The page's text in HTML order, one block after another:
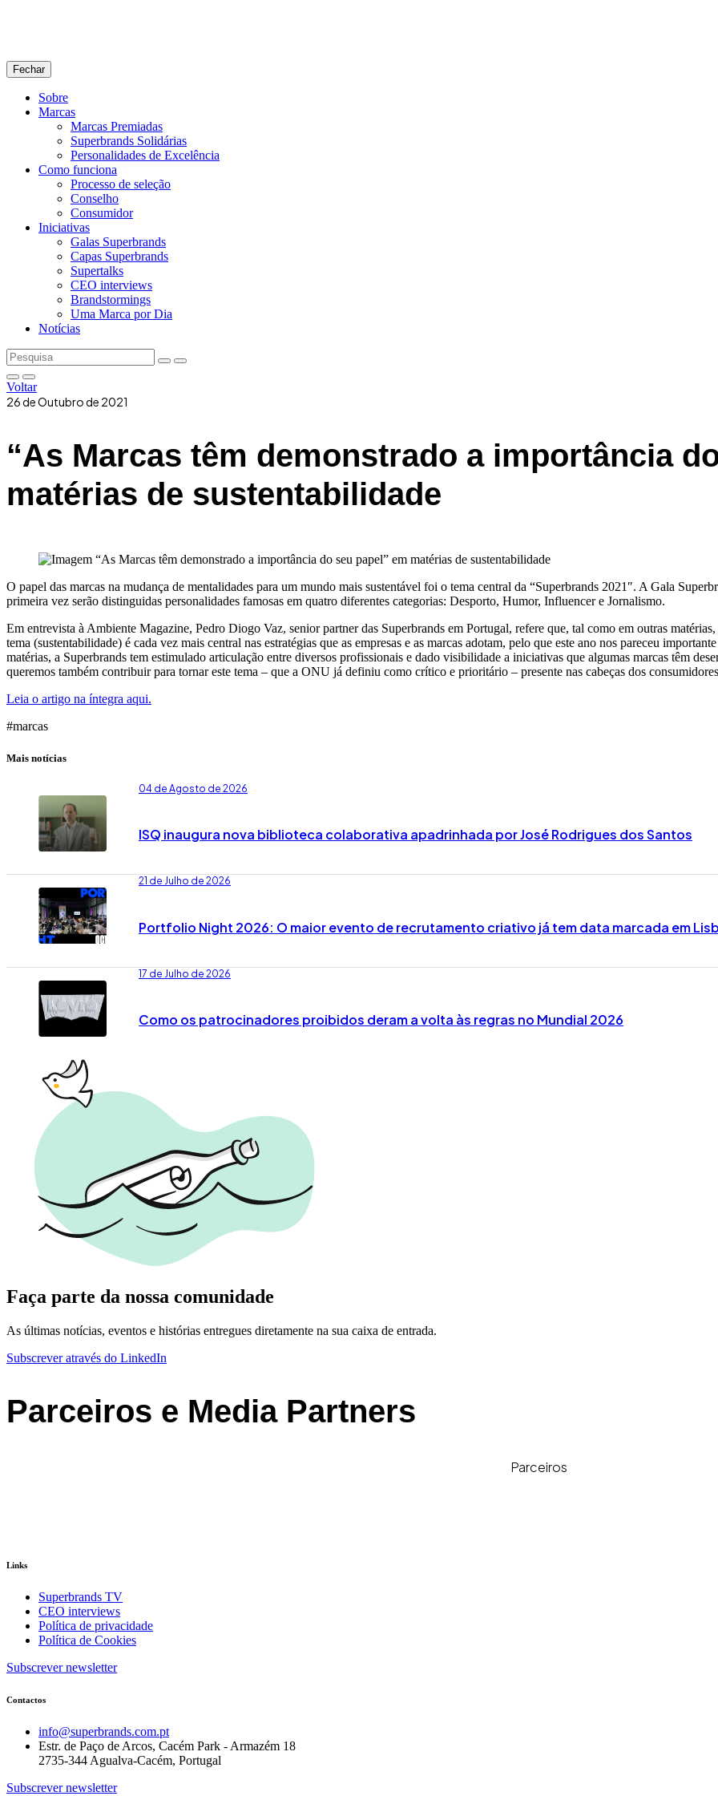
Fechar
Sobre
Marcas
Marcas Premiadas
Superbrands Solidárias
Personalidades de Excelência
Como funciona
Processo de seleção
Conselho
Consumidor
Iniciativas
Galas Superbrands
Capas Superbrands
Supertalks
CEO interviews
Brandstormings
Uma Marca por Dia
Notícias
Voltar
26 de Outubro de 2021
“As Marcas têm demonstrado a importância
matérias de sustentabilidade
O papel das marcas na mudança de mentalidades para um mundo mais sustentável foi o tema central da “Superbrands 2021″. A Gala
primeira vez serão distinguidas personalidades famosas em quatro diferentes categorias: Desporto, Humor, Influencer e Jornalismo.
Em entrevista à Ambiente Magazine, Pedro Diogo Vaz, senior partner das Superbrands em Portugal, refere que, tal como em outras
tema (sustentabilidade) é cada vez mais central nas estratégias que as empresas e as marcas adotam, pelo que este ano nos pareceu
matérias, a Superbrands tem estimulado articulação entre diversos profissionais e dado visibilidade a iniciativas que algumas marcas têm
queremos também contribuir para tornar este tema – que a ONU já definiu como crítico e prioritário – presente nas cabeças dos
Leia o artigo na íntegra aqui.
#marcas
Mais notícias
04 de Agosto de 2026
ISQ inaugura nova biblioteca colaborativa apadrinhada por José Rodrigues dos Santos
21 de Julho de 2026
Portfolio Night 2026: O maior evento de recrutamento criativo já tem data marcada em
17 de Julho de 2026
Como os patrocinadores proibidos deram a volta às regras no Mundial 2026
Faça parte da nossa comunidade
As últimas notícias, eventos e histórias entregues diretamente na sua caixa de entrada.
Subscrever através do LinkedIn
Parceiros e Media Partners
Parceiros
Links
Superbrands TV
CEO interviews
Política de privacidade
Política de Cookies
Subscrever newsletter
Contactos
info@superbrands.com.pt
Estr. de Paço de Arcos, Cacém Park - Armazém 18
2735-344 Agualva-Cacém, Portugal
Subscrever newsletter